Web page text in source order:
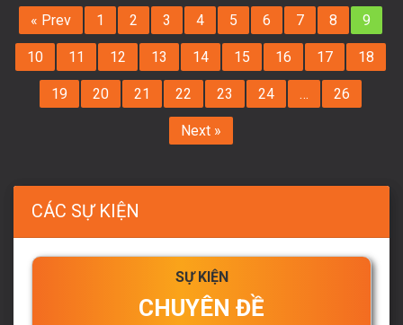
« Prev 1 2 3 4 5 6 7 8 9
10 11 12 13 14 15 16 17 18
19 20 21 22 23 24 … 26
Next »
CÁC SỰ KIỆN
SỰ KIỆN
CHUYÊN ĐỀ